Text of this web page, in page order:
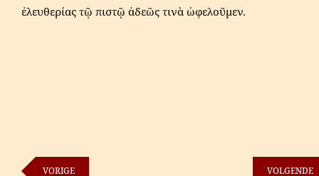
ἐλευθερίας τῷ πιστῷ ἀδεῶς τινὰ ὠφελοῦμεν.
VORIGE VOLGENDE